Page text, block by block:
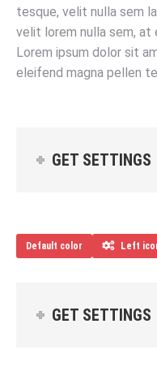
tesque, velit nulla sem
velit lorem nulla sem, at
Lorem ipsum dolor sit
eleifend magna pellen
GET SETTINGS
Default color Left
GET SETTINGS